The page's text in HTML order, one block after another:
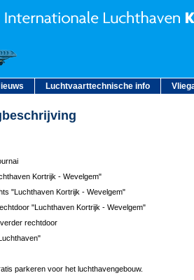
Luchtvaarttechnische info
Kortrijk - Wevelgem"
"Luchthaven Kortrijk - Wevelgem"
"Luchthaven Kortrijk - Wevelgem"
rechtdoor
parkeren voor het luchthavengebouw.